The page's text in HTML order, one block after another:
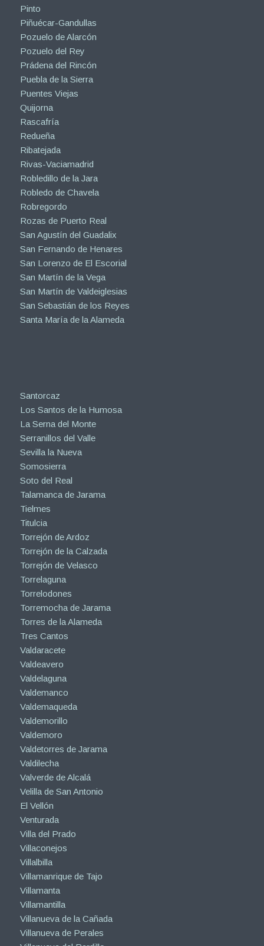
Pinto
Piñuécar-Gandullas
Pozuelo de Alarcón
Pozuelo del Rey
Prádena del Rincón
Puebla de la Sierra
Puentes Viejas
Quijorna
Rascafría
Redueña
Ribatejada
Rivas-Vaciamadrid
Robledillo de la Jara
Robledo de Chavela
Robregordo
Rozas de Puerto Real
San Agustín del Guadalix
San Fernando de Henares
San Lorenzo de El Escorial
San Martín de la Vega
San Martín de Valdeiglesias
San Sebastián de los Reyes
Santa María de la Alameda
Santorcaz
Los Santos de la Humosa
La Serna del Monte
Serranillos del Valle
Sevilla la Nueva
Somosierra
Soto del Real
Talamanca de Jarama
Tielmes
Titulcia
Torrejón de Ardoz
Torrejón de la Calzada
Torrejón de Velasco
Torrelaguna
Torrelodones
Torremocha de Jarama
Torres de la Alameda
Tres Cantos
Valdaracete
Valdeavero
Valdelaguna
Valdemanco
Valdemaqueda
Valdemorillo
Valdemoro
Valdetorres de Jarama
Valdilecha
Valverde de Alcalá
Velilla de San Antonio
El Vellón
Venturada
Villa del Prado
Villaconejos
Villalbilla
Villamanrique de Tajo
Villamanta
Villamantilla
Villanueva de la Cañada
Villanueva de Perales